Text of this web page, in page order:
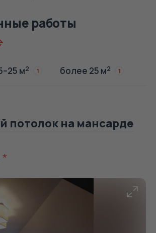
работы
м2 1 более 25 м2 1
потолок на мансарде